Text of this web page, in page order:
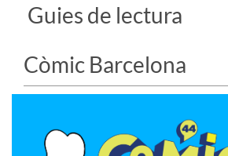
Guies de lectura
Còmic Barcelona